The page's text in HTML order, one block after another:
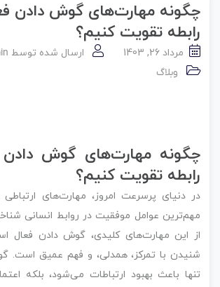
چگونه مهارت‌های گوش دادن
رابطه تقویت کنیم؟
مرداد 26, 1403 ارسال شده توسط
وبلاگ
چگونه مهارت‌های گوش دادن
رابطه تقویت کنیم؟
در دنیای پرسرعت امروز، مهارت‌های ارتباطی
مهم‌ترین عوامل موفقیت در روابط انسانی
از این مهارت‌های کلیدی، گوش دادن فعال
شنیدن با تمرکز، همدلی، و فهم عمیق است.
تنها باعث بهبود ارتباطات می‌شود، بلکه اعتماد